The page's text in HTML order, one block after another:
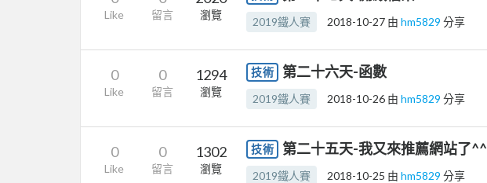
Like 留言 瀏覽
2019鐵人賽 2018-10-27 由 hm5829 分享
0
Like
0
留言
1294
瀏覽
技術 第二十六天-函數
2019鐵人賽 2018-10-26 由 hm5829 分享
0
Like
0
留言
1302
瀏覽
技術 第二十五天-我又來推薦網站了^^
2019鐵人賽 2018-10-25 由 hm5829 分享